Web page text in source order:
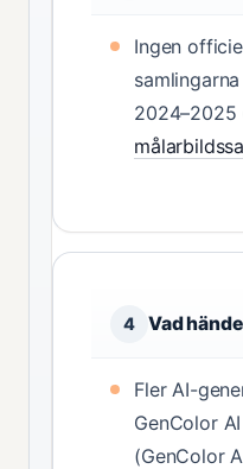
Ingen
2024–2025
4 Vad
Fler AI-
GenColor
(GenColor